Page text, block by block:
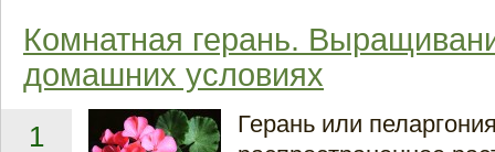
Комнатная герань.
домашних условиях
1
Герань или